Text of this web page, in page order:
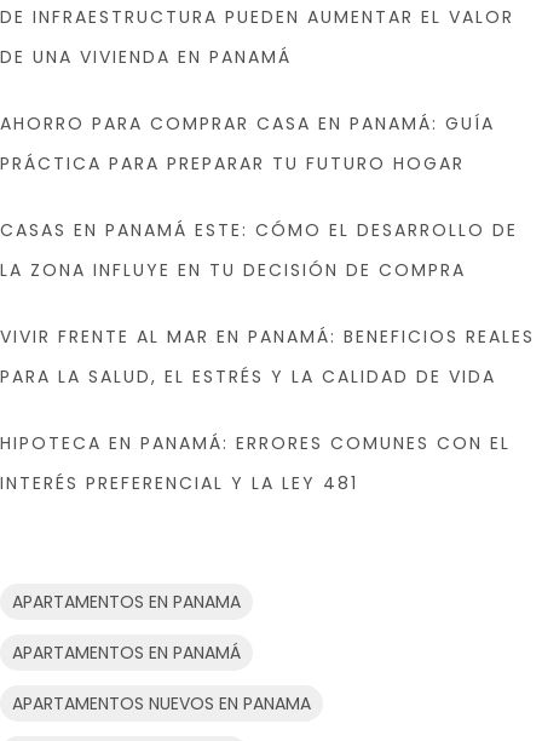
DE INFRAESTRUCTURA PUEDEN AUMENTAR EL VALOR
DE UNA VIVIENDA EN PANAMÁ
AHORRO PARA COMPRAR CASA EN PANAMÁ: GUÍA
PRÁCTICA PARA PREPARAR TU FUTURO HOGAR
CASAS EN PANAMÁ ESTE: CÓMO EL DESARROLLO DE
LA ZONA INFLUYE EN TU DECISIÓN DE COMPRA
VIVIR FRENTE AL MAR EN PANAMÁ: BENEFICIOS REALES
PARA LA SALUD, EL ESTRÉS Y LA CALIDAD DE VIDA
HIPOTECA EN PANAMÁ: ERRORES COMUNES CON EL
INTERÉS PREFERENCIAL Y LA LEY 481
APARTAMENTOS EN PANAMA
APARTAMENTOS EN PANAMÁ
APARTAMENTOS NUEVOS EN PANAMA